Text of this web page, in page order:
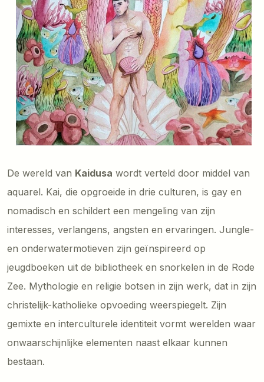
De wereld van Kaidusa wordt verteld door middel van
aquarel. Kai, die opgroeide in drie culturen, is gay en
nomadisch en schildert een mengeling van zijn
interesses, verlangens, angsten en ervaringen. Jungle-
en onderwatermotieven zijn geïnspireerd op
jeugdboeken uit de bibliotheek en snorkelen in de Rode
Zee. Mythologie en religie botsen in zijn werk, dat in zijn
christelijk-katholieke opvoeding weerspiegelt. Zijn
gemixte en interculturele identiteit vormt werelden waar
onwaarschijnlijke elementen naast elkaar kunnen
bestaan.